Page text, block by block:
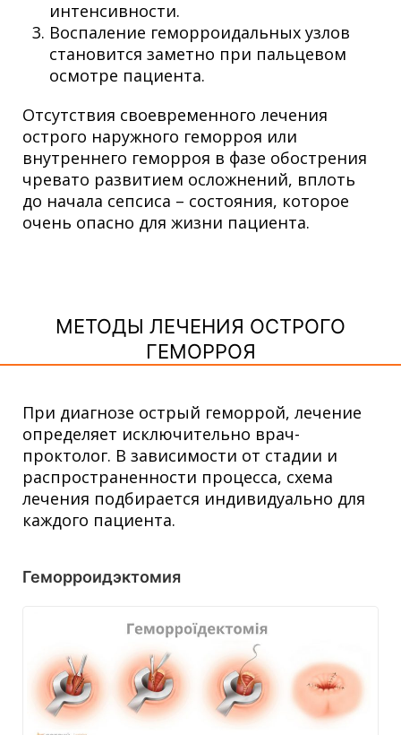
интенсивности.
Воспаление геморроидальных узлов
становится заметно при пальцевом
осмотре пациента.
Отсутствия своевременного лечения
острого наружного геморроя или
внутреннего геморроя в фазе обострения
чревато развитием осложнений, вплоть
до начала сепсиса – состояния, которое
очень опасно для жизни пациента.
МЕТОДЫ ЛЕЧЕНИЯ ОСТРОГО
ГЕМОРРОЯ
При диагнозе острый геморрой, лечение
определяет исключительно врач-
проктолог. В зависимости от стадии и
распространенности процесса, схема
лечения подбирается индивидуально для
каждого пациента.
Геморроидэктомия